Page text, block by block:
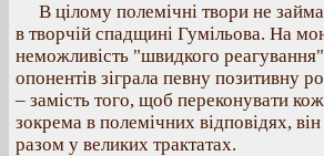
В цілому полемічні твори не
в творчій спадщині Гумільова. На
неможливість "швидкого
опонентів зіграла певну позитивну
– замість того, щоб переконувати
зокрема в полемічних відповідях,
разом у великих трактатах.